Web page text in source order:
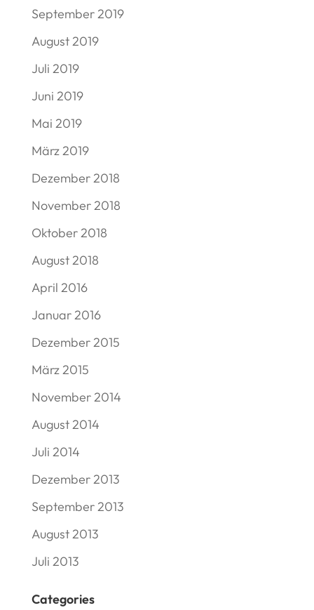
September 2019
August 2019
Juli 2019
Juni 2019
Mai 2019
März 2019
Dezember 2018
November 2018
Oktober 2018
August 2018
April 2016
Januar 2016
Dezember 2015
März 2015
November 2014
August 2014
Juli 2014
Dezember 2013
September 2013
August 2013
Juli 2013
Categories